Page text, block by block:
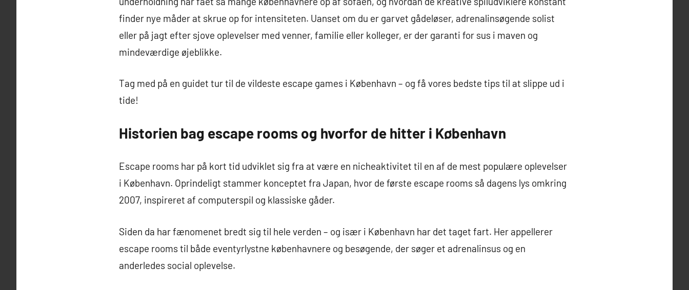
finder nye måder at skrue op for intensiteten. Uanset om du er garvet gådeløser, adrenalinsøgende solist
eller på jagt efter sjove oplevelser med venner, familie eller kolleger, er der garanti for sus i maven og
mindeværdige øjeblikke.
Tag med på en guidet tur til de vildeste escape games i København – og få vores bedste tips til at slippe ud i
tide!
Historien bag escape rooms og hvorfor de hitter i København
Escape rooms har på kort tid udviklet sig fra at være en nicheaktivitet til en af de mest populære oplevelser
i København. Oprindeligt stammer konceptet fra Japan, hvor de første escape rooms så dagens lys omkring
2007, inspireret af computerspil og klassiske gåder.
Siden da har fænomenet bredt sig til hele verden – og især i København har det taget fart. Her appellerer
escape rooms til både eventyrlystne københavnere og besøgende, der søger et adrenalinsus og en
anderledes social oplevelse.